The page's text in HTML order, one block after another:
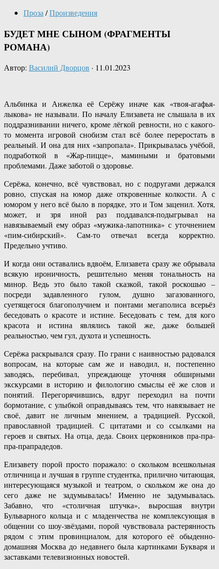
Проза /Произведения
БУДЕТ МНЕ СЫНОМ (ФРАГМЕНТЫ
РОМАНА)
Автор: Василий Дворцов · 11.01.2023
Альбинка и Анжелка её Серёжу иначе как «твоя-агафья-
лыкова» не называли. По началу Елизавета не слышала в их
поддразнивании ничего, кроме лёгкой ревности, но с какого-
то момента игровой снобизм стал всё более переростать в
реальный. И она для них «запропала». Прикрывалась учёбой,
подработкой в «Жар-пицце», мамиными и братовыми
проблемами. Даже заботой о здоровье.
Серёжа, конечно, всё чувствовал, но с подругами держался
ровно, спуская на юмор даже откровенные колкости. А с
юмором у него всё было в порядке, это и Том заценил. Хотя,
может, и зря иной раз поддавался-подыгрывал на
навязываемый ему образ «мужика-лапотника» с уточнением
«пим-сибирский». Сам-то отвечал всегда корректно.
Предельно учтиво.
И когда они оставались вдвоём, Елизавета сразу же обрывала
всякую ироничность, решительно меняя тональность на
минор. Ведь это было такой сказкой, такой роскошью –
посреди задавленного гулом, душно загазованного,
суетящегося благополучием и понтами мегаполиса всерьёз
беседовать о красоте и истине. Беседовать с тем, для кого
красота и истина являлись такой же, даже большей
реальностью, чем гул, духота и успешность.
Серёжа раскрывался сразу. По грани с наивностью радовался
вопросам, на которые сам же и наводил, и, постепенно
заводясь, перебивал, упреждающе уточняя обширными
экскурсами в историю и филологию смыслы её же слов и
понятий. Перегорячившись, вдруг переходил на почти
бормотание, с улыбкой оправдываясь тем, что навязывает не
своё, давит не личным мнением, а традицией. Русской,
православной традицией. С цитатами и со ссылками на
героев и святых. На отца, деда. Своих церковников пра-пра-
пра-прапрадедов.
Елизавету порой просто поражало: о скольком всешкольная
отличница и лучшая в группе студентка, прилично читающая,
интересующаяся музыкой и театром, о скольком же она до
сего даже не задумывалась! Именно не задумывалась.
Забавно, что «столичная штучка», выросшая внутри
Бульварного кольца и с младенчества не комплексующая в
общении со шоу-звёздами, порой чувствовала растерянность
рядом с этим провинциалом, для которого её обыденно-
домашняя Москва до недавнего была картинками Букваря и
заставками телевизионных новостей.